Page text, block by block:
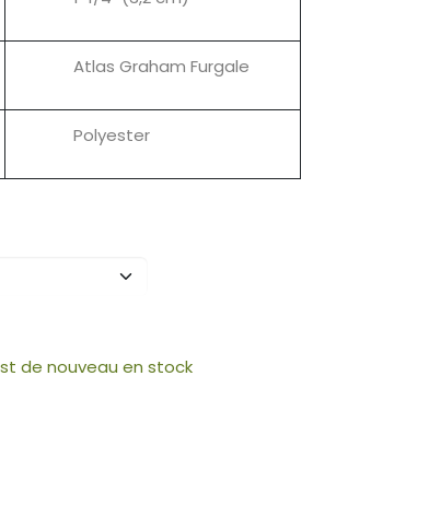
Atlas Graham Furgale
Polyester
de nouveau en stock